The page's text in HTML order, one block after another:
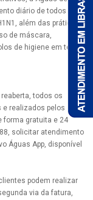
diário de todos os
além das práticas
de máscara,
de higiene em todas
todos os
realizados pelos
forma gratuita e 24
solicitar atendimento
Águas App, disponível
podem realizar
via da fatura,